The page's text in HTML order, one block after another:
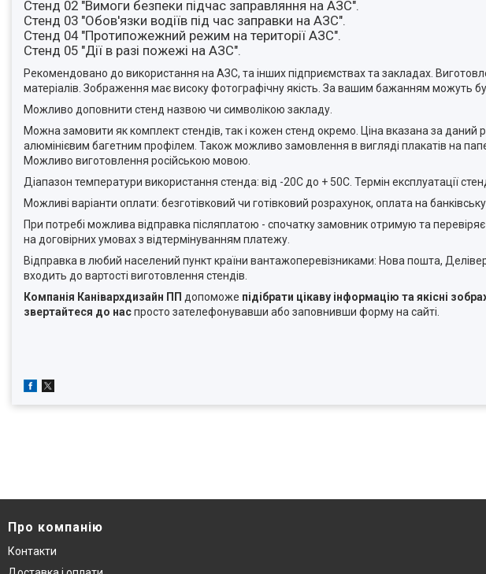
Стенд 02 "Вимоги безпеки підчас заправляння на АЗС".
Стенд 03 "Обов'язки водіїв під час заправки на АЗС".
Стенд 04 "Протипожежний режим на території АЗС".
Стенд 05 "Дії в разі пожежі на АЗС".
Рекомендовано до використання на АЗС, та інших підприємствах та закладах.
матеріалів. Зображення має високу фотографічну якість. За вашим бажанням можуть
Можливо доповнити стенд назвою чи символікою закладу.
Можна замовити як комплект стендів, так і кожен стенд окремо. Ціна вказана за
алюмінієвим багетним профілем. Також можливо замовлення в вигляді плакатів на
Можливо виготовлення російською мовою.
Діапазон температури використання стенда: від -20С до + 50С. Термін експлуатації
Можливі варіанти оплати: безготівковий чи готівковий розрахунок, оплата на
При потребі можлива відправка післяплатою - спочатку замовник отримую та
на договірних умовах з відтермінуванням платежу.
Відправка в любий населений пункт країни вантажоперевізниками: Нова пошта,
входить до вартості виготовлення стендів.
Компанія Канівархдизайн ПП допоможе підібрати цікаву інформацію та якісні
звертайтеся до наспросто зателефонувавши або заповнивши форму на сайті.
Про компанію
Контакти